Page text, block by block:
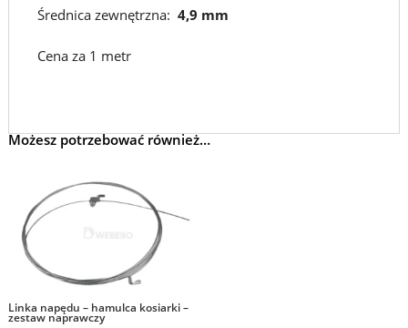
Średnica zewnętrzna: 4,9 mm
Cena za 1 metr
Możesz potrzebować również…
Linka napędu – hamulca kosiarki –
zestaw naprawczy